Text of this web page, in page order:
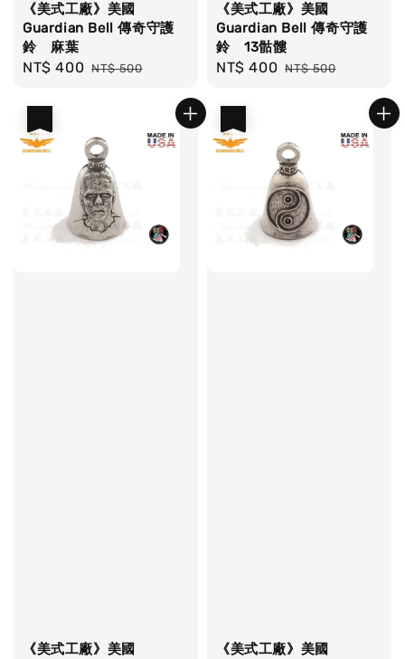
《美式工廠》美國
Guardian Bell 傳奇守護
鈴 麻葉
Sale
NT$ 400 Regular
NT$ 500
《美式工廠》美國
Guardian Bell 傳奇守護
鈴 13骷髏
Sale
NT$ 400 Regular
NT$ 500
《美式工廠》美國
《美式工廠》美國